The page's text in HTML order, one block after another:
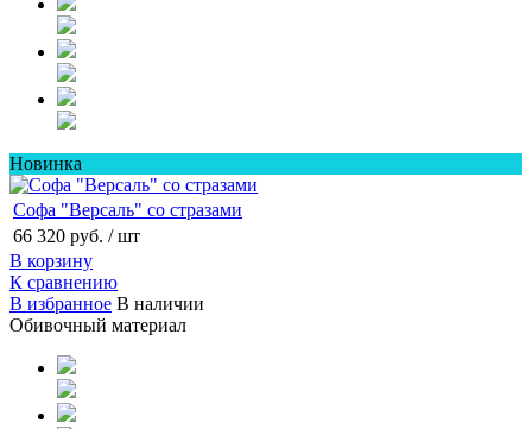
Новинка
Софа "Версаль" со стразами
66 320 руб. / шт
В корзину
К сравнению
В избранное В наличии
Обивочный материал